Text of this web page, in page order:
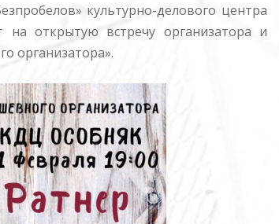
культурно-делового центра
на открытую встречу организатора и
организатора».